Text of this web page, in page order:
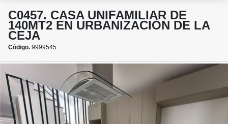
C0457. CASA UNIFAMILIAR DE
140MT2 EN URBANIZACIÓN DE LA
CEJA
Código. 9999545